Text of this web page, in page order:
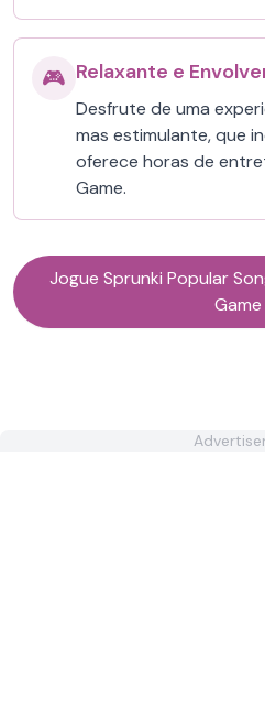
🎮 Relaxante e
Desfrute de uma
mas estimulante, que
oferece horas de
Game.
Jogue Sprunki Popular
Game